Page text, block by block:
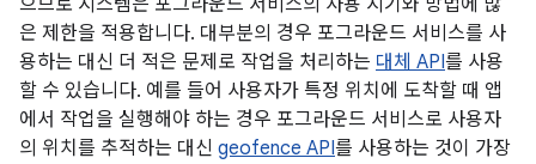
으므로 시스템은 포그라운드 서비스의 사용 시기와 방법에 많
은 제한을 적용합니다. 대부분의 경우 포그라운드 서비스를 사
용하는 대신 더 적은 문제로 작업을 처리하는 대체 API를 사용
할 수 있습니다. 예를 들어 사용자가 특정 위치에 도착할 때 앱
에서 작업을 실행해야 하는 경우 포그라운드 서비스로 사용자
의 위치를 추적하는 대신 geofence API를 사용하는 것이 가장